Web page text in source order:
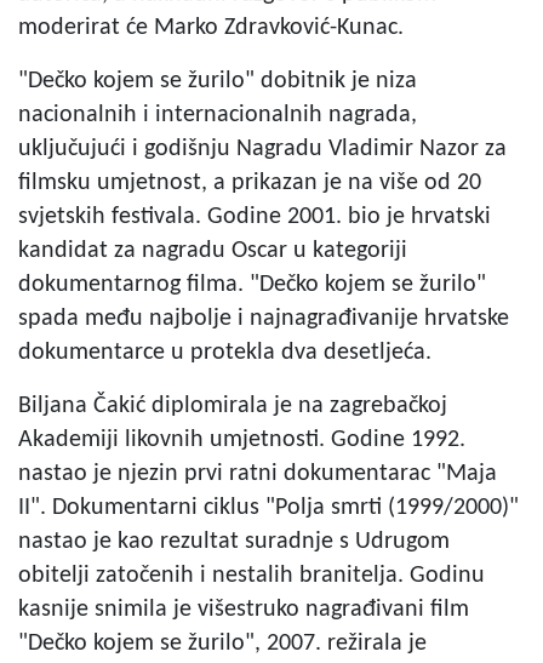
moderirat će Marko Zdravković-Kunac.
"Dečko kojem se žurilo" dobitnik je niza
nacionalnih i internacionalnih nagrada,
uključujući i godišnju Nagradu Vladimir Nazor za
filmsku umjetnost, a prikazan je na više od 20
svjetskih festivala. Godine 2001. bio je hrvatski
kandidat za nagradu Oscar u kategoriji
dokumentarnog filma. "Dečko kojem se žurilo"
spada među najbolje i najnagrađivanije hrvatske
dokumentarce u protekla dva desetljeća.
Biljana Čakić diplomirala je na zagrebačkoj
Akademiji likovnih umjetnosti. Godine 1992.
nastao je njezin prvi ratni dokumentarac "Maja
II". Dokumentarni ciklus "Polja smrti (1999/2000)"
nastao je kao rezultat suradnje s Udrugom
obitelji zatočenih i nestalih branitelja. Godinu
kasnije snimila je višestruko nagrađivani film
"Dečko kojem se žurilo", 2007. režirala je